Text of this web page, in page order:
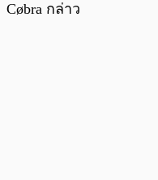
Cøbra กล่าว